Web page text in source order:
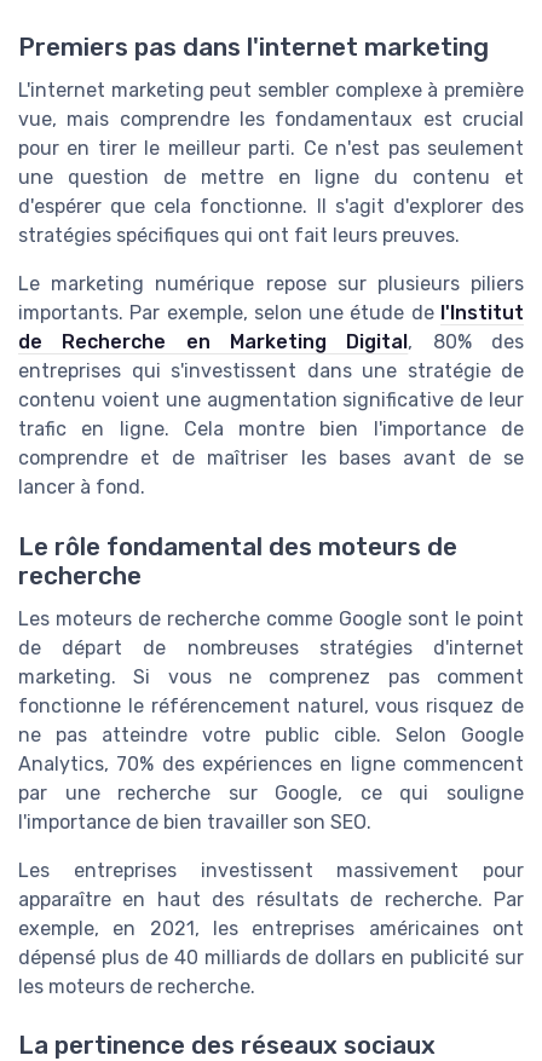
Premiers pas dans l'internet marketing
L'internet marketing peut sembler complexe à première
vue, mais comprendre les fondamentaux est crucial
pour en tirer le meilleur parti. Ce n'est pas seulement
une question de mettre en ligne du contenu et
d'espérer que cela fonctionne. Il s'agit d'explorer des
stratégies spécifiques qui ont fait leurs preuves.
Le marketing numérique repose sur plusieurs piliers
importants. Par exemple, selon une étude de l'Institut
de Recherche en Marketing Digital , 80% des
entreprises qui s'investissent dans une stratégie de
contenu voient une augmentation significative de leur
trafic en ligne. Cela montre bien l'importance de
comprendre et de maîtriser les bases avant de se
lancer à fond.
Le rôle fondamental des moteurs de
recherche
Les moteurs de recherche comme Google sont le point
de départ de nombreuses stratégies d'internet
marketing. Si vous ne comprenez pas comment
fonctionne le référencement naturel, vous risquez de
ne pas atteindre votre public cible. Selon Google
Analytics, 70% des expériences en ligne commencent
par une recherche sur Google, ce qui souligne
l'importance de bien travailler son SEO.
Les entreprises investissent massivement pour
apparaître en haut des résultats de recherche. Par
exemple, en 2021, les entreprises américaines ont
dépensé plus de 40 milliards de dollars en publicité sur
les moteurs de recherche.
La pertinence des réseaux sociaux